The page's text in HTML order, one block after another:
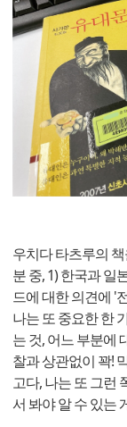
우치다 타츠루의
분 중, 1) 한국과 일
드에 대한 의견에 '
나는 또 중요한 한
는 것, 어느 부분에
찰과 상관없이 꽉!
고다, 나는 또 그런
서 봐야 알 수 있는